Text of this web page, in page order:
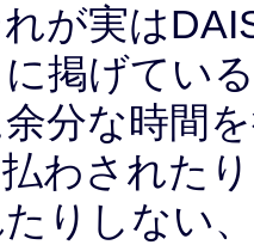
が実は
掲げてい
分な時間
わされた
りしない